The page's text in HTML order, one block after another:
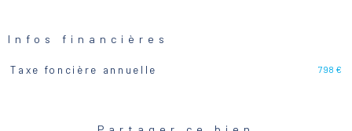
Infos financières
Caractéristiques Valeurs
Taxe foncière annuelle 798 €